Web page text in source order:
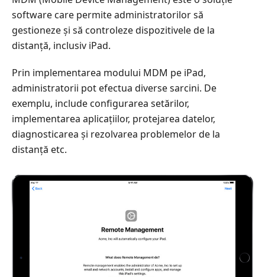
software care permite administratorilor să
gestioneze și să controleze dispozitivele de la
distanță, inclusiv iPad.
Prin implementarea modului MDM pe iPad,
administratorii pot efectua diverse sarcini. De
exemplu, include configurarea setărilor,
implementarea aplicațiilor, protejarea datelor,
diagnosticarea și rezolvarea problemelor de la
distanță etc.